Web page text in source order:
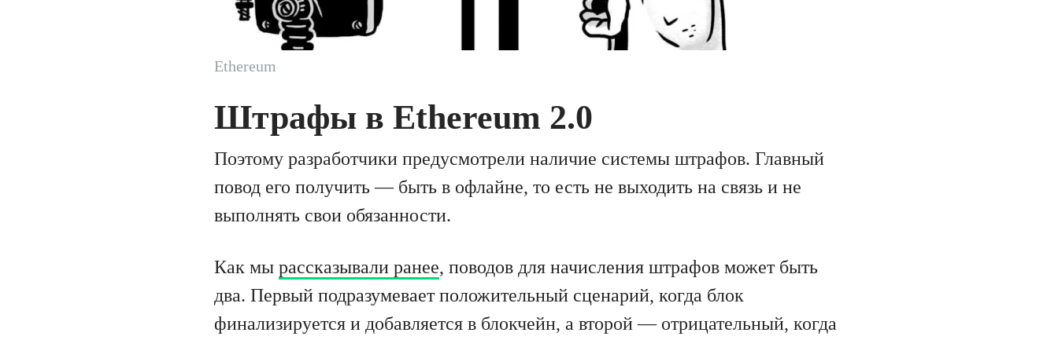
Ethereum
Штрафы в Ethereum 2.0
Поэтому разработчики предусмотрели наличие системы штрафов. Главный
повод его получить — быть в офлайне, то есть не выходить на связь и не
выполнять свои обязанности.
Как мы рассказывали ранее, поводов для начисления штрафов может быть
два. Первый подразумевает положительный сценарий, когда блок
финализируется и добавляется в блокчейн, а второй — отрицательный, когда